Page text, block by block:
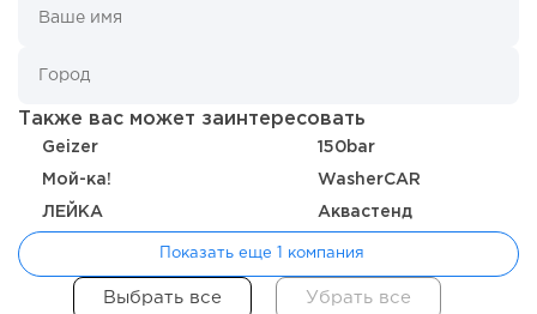
219
Отзыв SSL-сертификатов у банков: как это влияет на
Также вас может заинтересовать
Geizer 150bar
Мой-ка! WasherCAR
ЛЕЙКА Аквастенд
Показать еще 1 компания